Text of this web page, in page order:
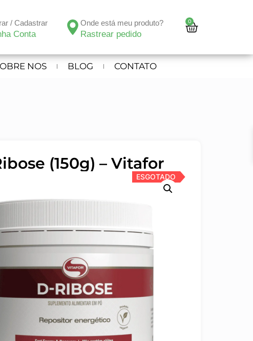
/ Cadastrar
Conta
Onde está meu produto?
Rastrear pedido
0
NOS BLOG CONTATO
(150g) – Vitafor
ESGOTADO